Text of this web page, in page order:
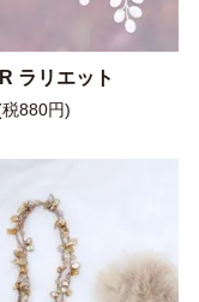
ラリエット
880円)